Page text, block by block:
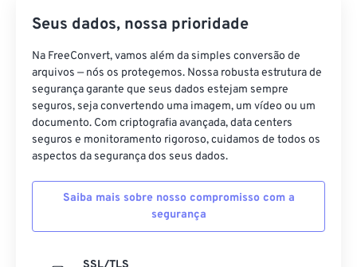
Seus dados, nossa prioridade
Na FreeConvert, vamos além da simples conversão de
arquivos — nós os protegemos. Nossa robusta estrutura de
segurança garante que seus dados estejam sempre
seguros, seja convertendo uma imagem, um vídeo ou um
documento. Com criptografia avançada, data centers
seguros e monitoramento rigoroso, cuidamos de todos os
aspectos da segurança dos seus dados.
Saiba mais sobre nosso compromisso com a
segurança